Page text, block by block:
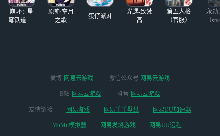
怎么有点说不出来
的怪呢？不过
崩坏：星
穹铁道-4.4
原神·空月
之歌
蛋仔派对
光遇-致梵
高
第五人格
（官服）
永劫
（
微博 网易云游戏 微信公众号 网易云游戏
B站 网易云游戏 抖音 网易云游戏
友情链接 网易游戏 网易千千壁纸 网易UU加速器
MuMu模拟器 网易发烧游戏 网易UU远程